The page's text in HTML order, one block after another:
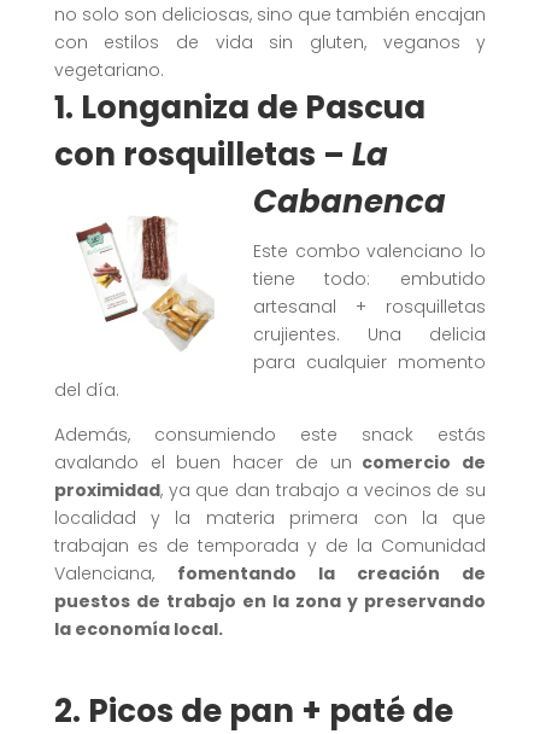
no solo son deliciosas, sino que también encajan
con estilos de vida sin gluten, veganos y
vegetariano.
1. Longaniza de Pascua
con rosquilletas – La
Cabanenca
Este combo valenciano lo
tiene todo: embutido
artesanal + rosquilletas
crujientes. Una delicia
para cualquier momento
del día.
Además, consumiendo este snack estás
avalando el buen hacer de un comercio de
proximidad, ya que dan trabajo a vecinos de su
localidad y la materia primera con la que
trabajan es de temporada y de la Comunidad
Valenciana, fomentando la creación de
puestos de trabajo en la zona y preservando
la economía local.
2. Picos de pan + paté de